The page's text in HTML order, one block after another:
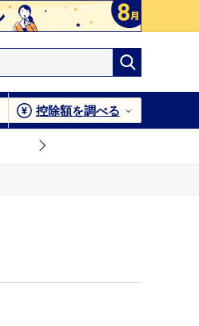
控除額を調べる